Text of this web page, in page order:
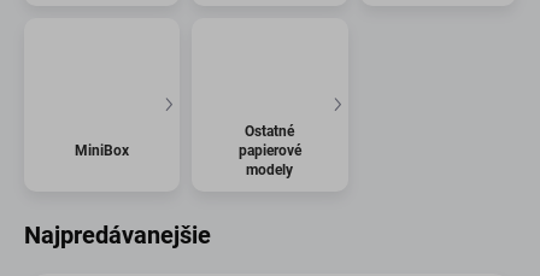
MiniBox
Ostatné
papierové
modely
Najpredávanejšie